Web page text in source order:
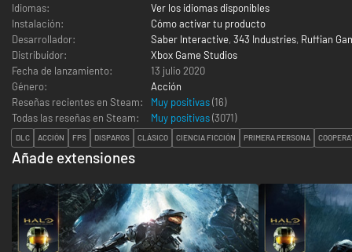
Idiomas:
Ver los idiomas disponibles
Instalación:
Cómo activar tu producto
Desarrollador:
Saber Interactive, 343 Industries, Ruffian
Distribuidor:
Xbox Game Studios
Fecha de lanzamiento:
13 julio 2020
Género:
Acción
Reseñas recientes en Steam:
Muy positivas(16)
Todas las reseñas en Steam:
Muy positivas(3071)
DLC ACCIÓN FPS DISPAROS CLÁSICO CIENCIA FICCIÓN PRIMERA PERSONA
Añade extensiones